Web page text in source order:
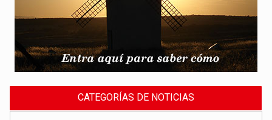
CATEGORÍAS DE NOTICIAS